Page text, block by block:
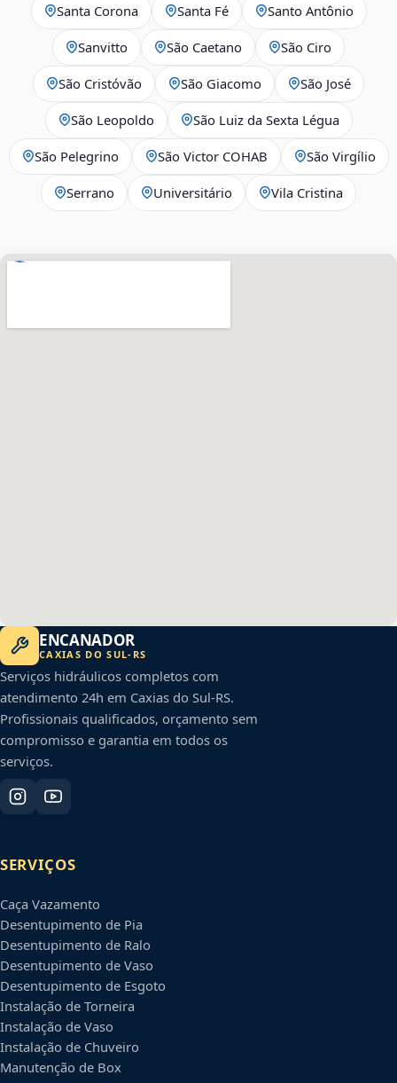
Santa Corona Santa Fé Santo Antônio
Sanvitto São Caetano São Ciro
São Cristóvão São Giacomo São José
São Leopoldo São Luiz da Sexta Légua
São Pelegrino São Victor COHAB São Virgílio
Serrano Universitário Vila Cristina
ENCANADOR
CAXIAS DO SUL- RS
Serviços hidráulicos completos com
atendimento 24h em Caxias do Sul-RS.
Profissionais qualificados, orçamento sem
compromisso e garantia em todos os
serviços.
SERVIÇOS
Caça Vazamento
Desentupimento de Pia
Desentupimento de Ralo
Desentupimento de Vaso
Desentupimento de Esgoto
Instalação de Torneira
Instalação de Vaso
Instalação de Chuveiro
Manutenção de Box